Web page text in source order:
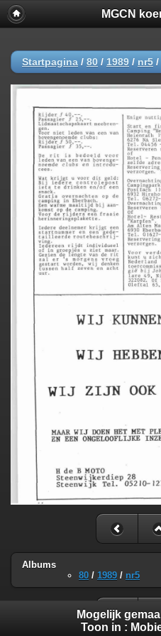
MGCN
Startpagina / 80 / 1989 / nr5 /
Albums
80 / 1989 / nr5
Mogelijk
Toon in :